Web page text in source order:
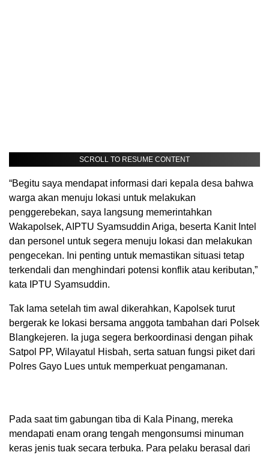
SCROLL TO RESUME CONTENT
“Begitu saya mendapat informasi dari kepala desa bahwa
warga akan menuju lokasi untuk melakukan
penggerebekan, saya langsung memerintahkan
Wakapolsek, AIPTU Syamsuddin Ariga, beserta Kanit Intel
dan personel untuk segera menuju lokasi dan melakukan
pengecekan. Ini penting untuk memastikan situasi tetap
terkendali dan menghindari potensi konflik atau keributan,”
kata IPTU Syamsuddin.
Tak lama setelah tim awal dikerahkan, Kapolsek turut
bergerak ke lokasi bersama anggota tambahan dari Polsek
Blangkejeren. Ia juga segera berkoordinasi dengan pihak
Satpol PP, Wilayatul Hisbah, serta satuan fungsi piket dari
Polres Gayo Lues untuk memperkuat pengamanan.
Pada saat tim gabungan tiba di Kala Pinang, mereka
mendapati enam orang tengah mengonsumsi minuman
keras jenis tuak secara terbuka. Para pelaku berasal dari